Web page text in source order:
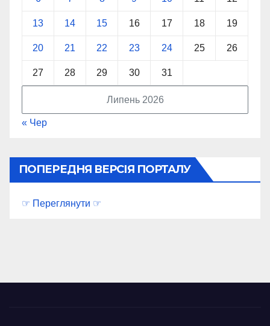
Липень 2026
13 14 15 16 17 18 19
20 21 22 23 24 25 26
27 28 29 30 31
« Чер
ПОПЕРЕДНЯ ВЕРСІЯ ПОРТАЛУ
☞ Переглянути ☞